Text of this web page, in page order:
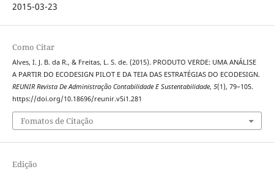
2015-03-23
Como Citar
Alves, I. J. B. da R., & Freitas, L. S. de. (2015). PRODUTO VERDE: UMA ANÁLISE
A PARTIR DO ECODESIGN PILOT E DA TEIA DAS ESTRATÉGIAS DO ECODESIGN.
REUNIR Revista De Administração Contabilidade E Sustentabilidade, 5(1), 79–105.
https://doi.org/10.18696/reunir.v5i1.281
Fomatos de Citação
Edição